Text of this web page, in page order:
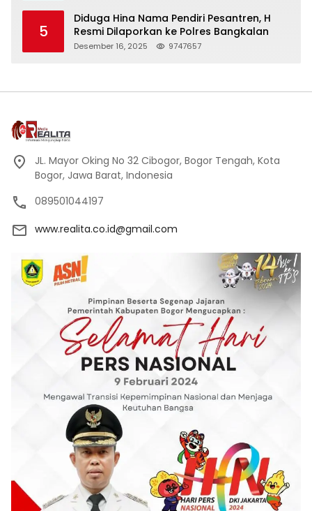
5
Diduga Hina Nama Pendiri Pesantren, H
Resmi Dilaporkan ke Polres Bangkalan
Desember 16, 2025 9747657
JL. Mayor Oking No 32 Cibogor, Bogor Tengah, Kota
Bogor, Jawa Barat, Indonesia
089501044197
www.realita.co.id@gmail.com